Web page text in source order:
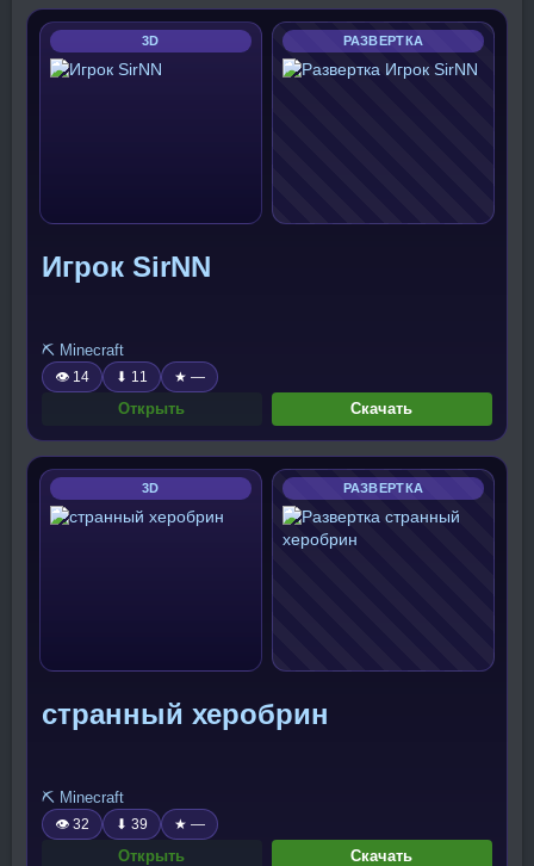
3D РАЗВЕРТКА
Игрок SirNN
⛏️ Minecraft
👁 14 ⬇ 11 ★ —
Открыть Скачать
3D РАЗВЕРТКА
странный херобрин
⛏️ Minecraft
👁 32 ⬇ 39 ★ —
Открыть Скачать